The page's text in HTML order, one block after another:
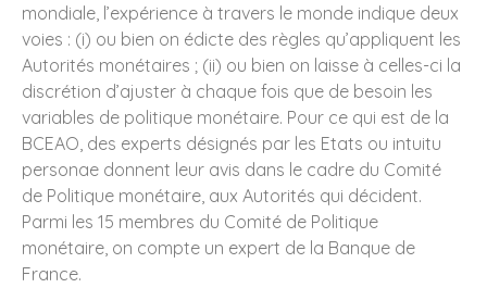
mondiale, l’expérience à travers le monde indique deux
voies : (i) ou bien on édicte des règles qu’appliquent les
Autorités monétaires ; (ii) ou bien on laisse à celles-ci la
discrétion d’ajuster à chaque fois que de besoin les
variables de politique monétaire. Pour ce qui est de la
BCEAO, des experts désignés par les Etats ou intuitu
personae donnent leur avis dans le cadre du Comité
de Politique monétaire, aux Autorités qui décident.
Parmi les 15 membres du Comité de Politique
monétaire, on compte un expert de la Banque de
France.